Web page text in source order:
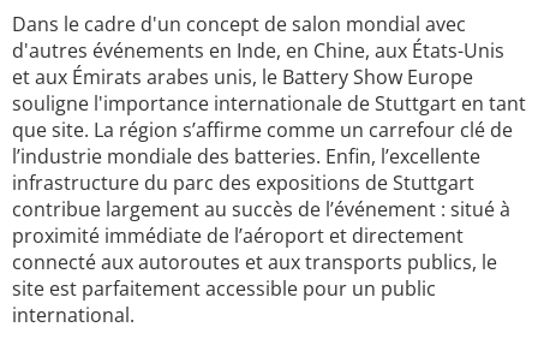
Dans le cadre d'un concept de salon mondial avec
d'autres événements en Inde, en Chine, aux États-Unis
et aux Émirats arabes unis, le Battery Show Europe
souligne l'importance internationale de Stuttgart en tant
que site. La région s’affirme comme un carrefour clé de
l’industrie mondiale des batteries. Enfin, l’excellente
infrastructure du parc des expositions de Stuttgart
contribue largement au succès de l’événement : situé à
proximité immédiate de l’aéroport et directement
connecté aux autoroutes et aux transports publics, le
site est parfaitement accessible pour un public
international.